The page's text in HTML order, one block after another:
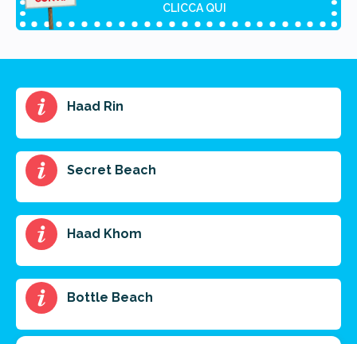
CLICCA QUI
Riassunto dell'articolo
Scegli il formato del riassunto
Breve Medio Punti chiave
prossima destinazione di viaggio.
FAI PREVENTIVO
Haad Rin
Secret Beach
Haad Khom
Bottle Beach